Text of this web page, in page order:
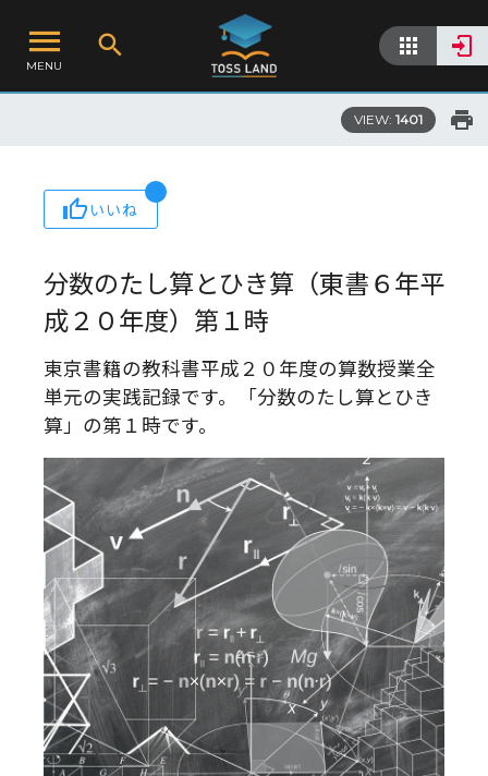
MENU
VIEW: 1401
いいね
分数のたし算とひき算（東書６年平
成２０年度）第１時
東京書籍の教科書平成２０年度の算数授業全
単元の実践記録です。「分数のたし算とひき
算」の第１時です。